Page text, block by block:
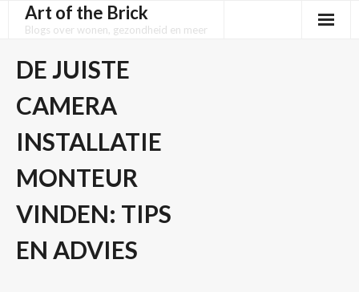
Art of the Brick
Blogs over wonen, gezondheid en meer
DE JUISTE
CAMERA
INSTALLATIE
MONTEUR
VINDEN: TIPS
EN ADVIES